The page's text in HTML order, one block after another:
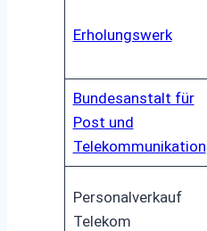
Erholungswerk
Bundesanstalt für
Post und
Telekommunikation
Personalverkauf
Telekom